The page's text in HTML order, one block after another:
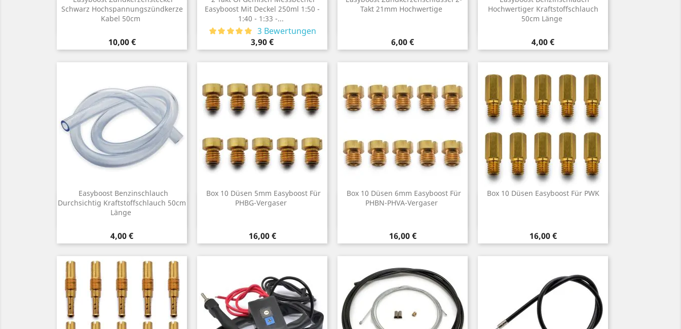
Schwarz Hochspannungszündkerze
Kabel 50cm
Preis
10,00 €
Vorschau
Easyboost Mit Deckel 250ml 1:50 -
1:40 - 1:33 -...
Preis
3,90 €
3 Bewertungen
Vorschau
Takt 21mm Hochwertige
Preis
6,00 €
Vorschau
Hochwertiger Kraftstoffschlauch
50cm Länge
Preis
4,00 €
Vorschau
Easyboost Benzinschlauch
Durchsichtig Kraftstoffschlauch 50cm
Länge
Preis
4,00 €
Vorschau
Box 10 Düsen 5mm Easyboost Für
PHBG-Vergaser
Preis
16,00 €
Vorschau
Box 10 Düsen 6mm Easyboost Für
PHBN-PHVA-Vergaser
Preis
16,00 €
Vorschau
Box 10 Düsen Easyboost Für PWK
Preis
16,00 €